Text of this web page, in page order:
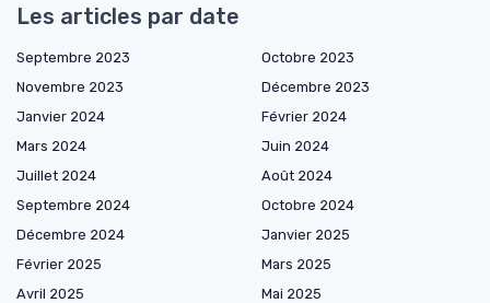
Les articles par date
Septembre 2023
Octobre 2023
Novembre 2023
Décembre 2023
Janvier 2024
Février 2024
Mars 2024
Juin 2024
Juillet 2024
Août 2024
Septembre 2024
Octobre 2024
Décembre 2024
Janvier 2025
Février 2025
Mars 2025
Avril 2025
Mai 2025